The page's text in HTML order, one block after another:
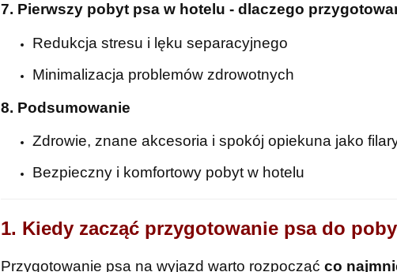
7. Pierwszy pobyt psa w hotelu - dlaczego
Redukcja stresu i lęku separacyjnego
Minimalizacja problemów zdrowotnych
8. Podsumowanie
Zdrowie, znane akcesoria i spokój opiekuna jako
Bezpieczny i komfortowy pobyt w hotelu
1. Kiedy zacząć przygotowanie psa do
Przygotowanie psa na wyjazd warto rozpocząć co